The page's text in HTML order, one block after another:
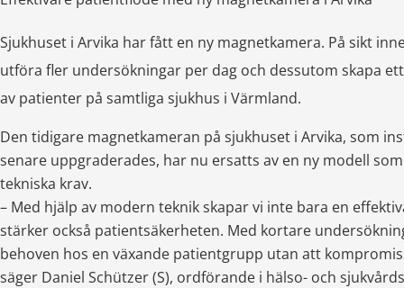
Sjukhuset i Arvika har fått en ny magnetkamera. På sikt
utföra fler undersökningar per dag och dessutom skapa
av patienter på samtliga sjukhus i Värmland.
Den tidigare magnetkameran på sjukhuset i Arvika, som
senare uppgraderades, har nu ersatts av en ny modell
tekniska krav.
– Med hjälp av modern teknik skapar vi inte bara en
stärker också patientsäkerheten. Med kortare
behoven hos en växande patientgrupp utan att
säger Daniel Schützer (S), ordförande i hälso- och